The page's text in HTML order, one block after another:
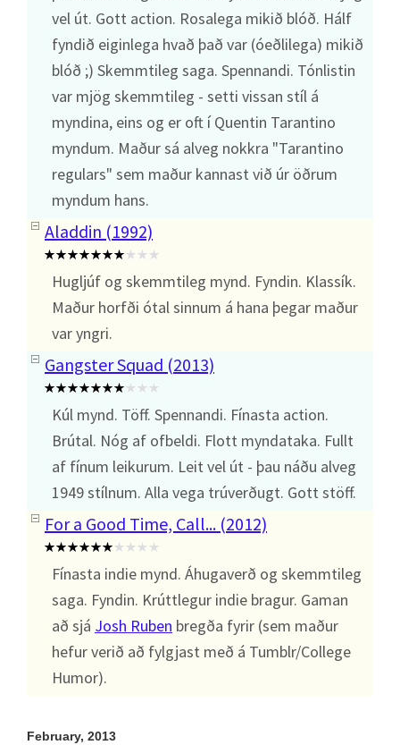
vel út. Gott action. Rosalega mikið blóð. Hálf
fyndið eiginlega hvað það var (óeðlilega) mikið
blóð ;) Skemmtileg saga. Spennandi. Tónlistin
var mjög skemmtileg - setti vissan stíl á
myndina, eins og er oft í Quentin Tarantino
myndum. Maður sá alveg nokkra "Tarantino
regulars" sem maður kannast við úr öðrum
myndum hans.
Aladdin (1992)
Hugljúf og skemmtileg mynd. Fyndin. Klassík.
Maður horfði ótal sinnum á hana þegar maður
var yngri.
Gangster Squad (2013)
Kúl mynd. Töff. Spennandi. Fínasta action.
Brútal. Nóg af ofbeldi. Flott myndataka. Fullt
af fínum leikurum. Leit vel út - þau náðu alveg
1949 stílnum. Alla vega trúverðugt. Gott stöff.
For a Good Time, Call... (2012)
Fínasta indie mynd. Áhugaverð og skemmtileg
saga. Fyndin. Krúttlegur indie bragur. Gaman
að sjá Josh Ruben bregða fyrir (sem maður
hefur verið að fylgjast með á Tumblr/College
Humor).
February, 2013